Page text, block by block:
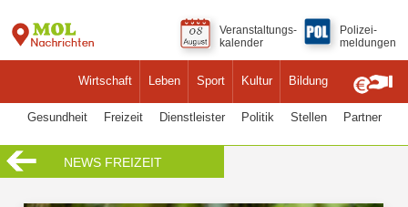
Wirtschaft Leben Sport Kultur Bildung
Veranstaltungs-
kalender
Polizei-
meldungen
Gesundheit Freizeit Dienstleister Politik Stellen Partner
NEWS FREIZEIT